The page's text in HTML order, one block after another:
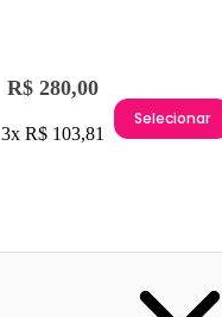
R$ 280,00
3x R$ 103,81
Selecionar